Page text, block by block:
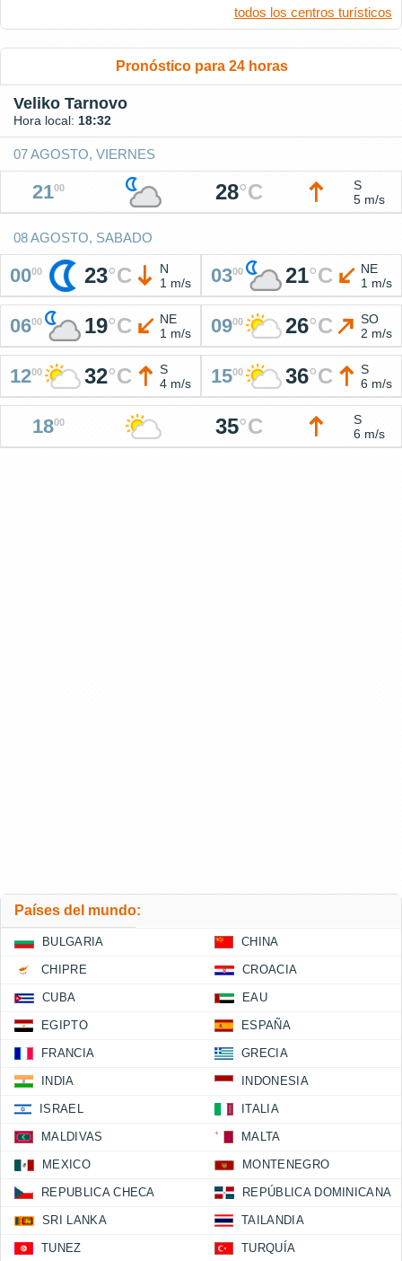
todos los centros turísticos
Pronóstico para 24 horas
Veliko Tarnovo
Hora local: 18:32
07 AGOSTO, VIERNES
2100 28°C
S
5 m/s
08 AGOSTO, SABADO
0000 23°C
N
1 m/s
0300 21°C
NE
1 m/s
0600 19°C
NE
1 m/s
0900 26°C
SO
2 m/s
1200 32°C
S
4 m/s
1500 36°C
S
6 m/s
1800 35°C
S
6 m/s
Países del mundo:
BULGARIA CHINA
CHIPRE CROACIA
CUBA EAU
EGIPTO ESPAÑA
FRANCIA GRECIA
INDIA INDONESIA
ISRAEL ITALIA
MALDIVAS MALTA
MEXICO MONTENEGRO
REPUBLICA CHECA REPÚBLICA DOMINICANA
SRI LANKA TAILANDIA
TUNEZ TURQUÍA